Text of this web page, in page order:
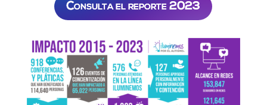
Consulta el reporte 2023